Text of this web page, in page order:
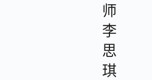
师
李
思
琪